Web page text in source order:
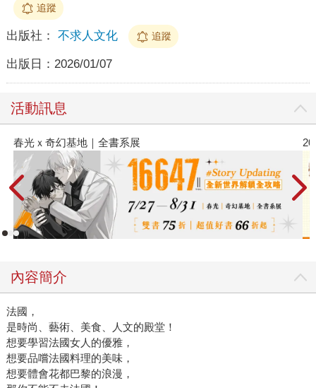
追蹤
出版社： 不求人文化 追蹤
出版日： 2026/01/07
活動訊息
春光ｘ奇幻基地｜全書系展
內容簡介
法國，
是時尚、藝術、美食、人文的殿堂！
想要學習法國女人的優雅，
想要品嚐法國料理的美味，
想要體會花都巴黎的浪漫，